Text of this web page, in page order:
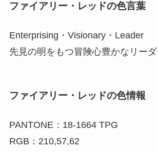
ファイアリー・レッドの色言葉
Enterprising・Visionary・Leader
先見の明をもつ冒険心豊かなリー
ファイアリー・レッドの色情報
PANTONE：18-1664 TPG
RGB：210,57,62